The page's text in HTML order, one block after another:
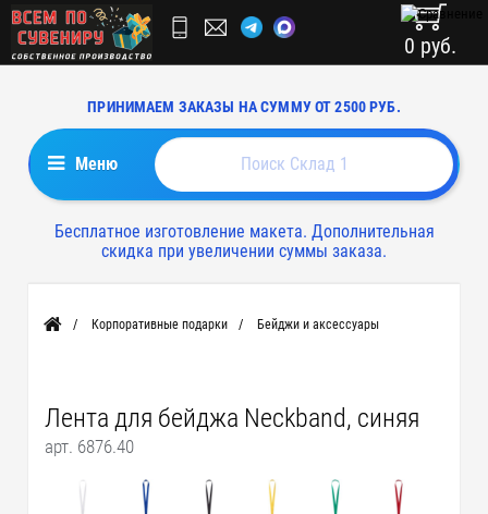
ПРИНИМАЕМ ЗАКАЗЫ НА СУММУ ОТ 2500 РУБ.
0 руб.
Меню
Бесплатное изготовление макета. Дополнительная
скидка при увеличении суммы заказа.
Главная Корпоративные подарки Бейджи и аксессуары
Лента для бейджа Neckband, синяя
арт. 6876.40